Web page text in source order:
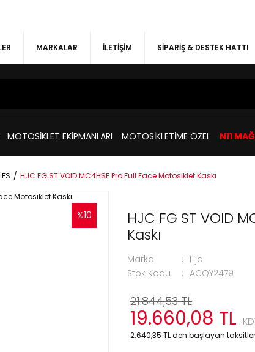
MARKALAR İLETİŞİM SİPARİŞ & DESTEK HATTI
MOTOSİKLET EKİPMANLARI MOTOSİKLETİME ÖZEL N11
HJC FG ST VOID MC4HSF Pro Full Face Motosiklet Kaskı
%10
HJC FG ST VOID
Kaskı
Marka
Hjc
Stok Kodu
ACQY2479
21.844,53 TL
19.660,08 TL
2.640,35 TL den başlayan